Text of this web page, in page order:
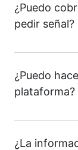
¿Puedo
pedir señal?
¿Puedo
plataforma?
¿La